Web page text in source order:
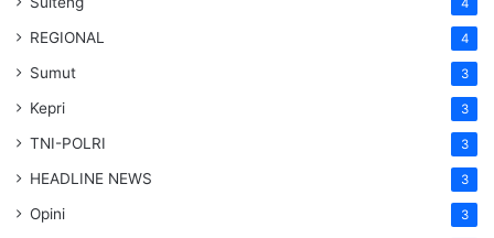
4
REGIONAL 4
Sumut 3
Kepri 3
TNI-POLRI 3
HEADLINE NEWS 3
Opini 3